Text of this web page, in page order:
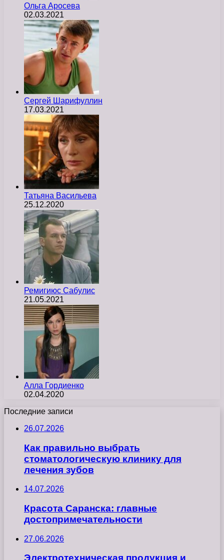
Ольга Аросева
02.03.2021
Сергей Шарифуллин
17.03.2021
Татьяна Васильева
25.12.2020
Ремигиюс Сабулис
21.05.2021
Алла Гордиенко
02.04.2020
Последние записи
26.07.2026
Как правильно выбрать
стоматологическую клинику для
лечения зубов
14.07.2026
Красота Саранска: главные
достопримечательности
27.06.2026